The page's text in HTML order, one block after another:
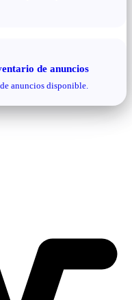
de anuncios
anuncios disponible.